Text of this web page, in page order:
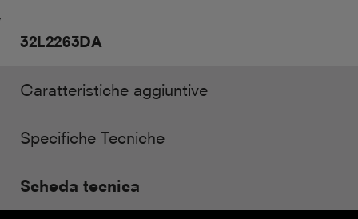
32L2263DA
Caratteristiche aggiuntive
Specifiche Tecniche
Scheda tecnica